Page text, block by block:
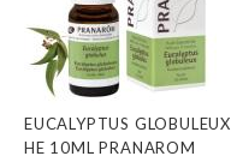
EUCALYPTUS GLOBULEUX
HE 10ML PRANAROM